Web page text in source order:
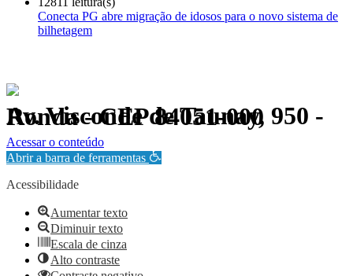
Conecta PG abre migração de idosos para o novo sistema de
bilhetagem
Av. Visconde de Taunay, 950 - Ronda - CEP 84051-000
Política de Privacidade.
Acessar o conteúdo
Abrir a barra de ferramentas
Acessibilidade
Aumentar texto
Diminuir texto
Escala de cinza
Alto contraste